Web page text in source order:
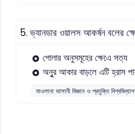
5.ভ্যানডার ওয়ালস আকর্ষন বলের
পোলার অনুসমূহের ক্ষেএে সত্য
অনুুর আকার বাড়লে এটি হ্রাস
মাওলানা ভাসানী বিজ্ঞান ও প্রযুক্তি